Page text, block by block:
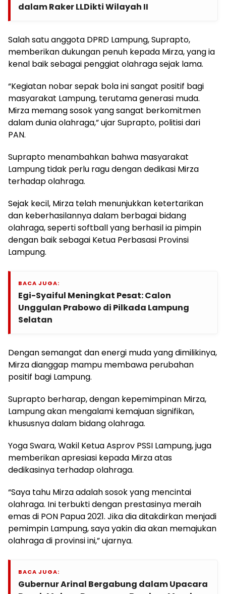
dalam Raker LLDikti Wilayah II
Salah satu anggota DPRD Lampung, Suprapto,
memberikan dukungan penuh kepada Mirza, yang ia
kenal baik sebagai penggiat olahraga sejak lama.
“Kegiatan nobar sepak bola ini sangat positif bagi
masyarakat Lampung, terutama generasi muda.
Mirza memang sosok yang sangat berkomitmen
dalam dunia olahraga,” ujar Suprapto, politisi dari
PAN.
Suprapto menambahkan bahwa masyarakat
Lampung tidak perlu ragu dengan dedikasi Mirza
terhadap olahraga.
Sejak kecil, Mirza telah menunjukkan ketertarikan
dan keberhasilannya dalam berbagai bidang
olahraga, seperti softball yang berhasil ia pimpin
dengan baik sebagai Ketua Perbasasi Provinsi
Lampung.
BACA JUGA:
Egi-Syaiful Meningkat Pesat: Calon
Unggulan Prabowo di Pilkada Lampung
Selatan
Dengan semangat dan energi muda yang dimilikinya,
Mirza dianggap mampu membawa perubahan
positif bagi Lampung.
Suprapto berharap, dengan kepemimpinan Mirza,
Lampung akan mengalami kemajuan signifikan,
khususnya dalam bidang olahraga.
Yoga Swara, Wakil Ketua Asprov PSSI Lampung, juga
memberikan apresiasi kepada Mirza atas
dedikasinya terhadap olahraga.
“Saya tahu Mirza adalah sosok yang mencintai
olahraga. Ini terbukti dengan prestasinya meraih
emas di PON Papua 2021. Jika dia ditakdirkan menjadi
pemimpin Lampung, saya yakin dia akan memajukan
olahraga di provinsi ini,” ujarnya.
BACA JUGA:
Gubernur Arinal Bergabung dalam Upacara